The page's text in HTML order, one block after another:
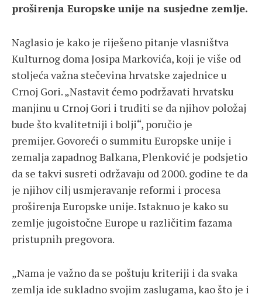
proširenja Europske unije na susjedne zemlje.
Naglasio je kako je riješeno pitanje vlasništva
Kulturnog doma Josipa Markovića, koji je više od
stoljeća važna stečevina hrvatske zajednice u
Crnoj Gori. „Nastavit ćemo podržavati hrvatsku
manjinu u Crnoj Gori i truditi se da njihov položaj
bude što kvalitetniji i bolji“, poručio je
premijer. Govoreći o summitu Europske unije i
zemalja zapadnog Balkana, Plenković je podsjetio
da se takvi susreti održavaju od 2000. godine te da
je njihov cilj usmjeravanje reformi i procesa
proširenja Europske unije. Istaknuo je kako su
zemlje jugoistočne Europe u različitim fazama
pristupnih pregovora.
„Nama je važno da se poštuju kriteriji i da svaka
zemlja ide sukladno svojim zaslugama, kao što je i